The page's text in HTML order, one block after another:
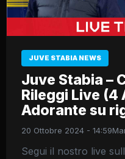
JUVE STABIA NEWS
Juve Stabia –
Rileggi Live (4
Adorante su
20 Ottobre 2024 - 14:59
Segui il nostro live